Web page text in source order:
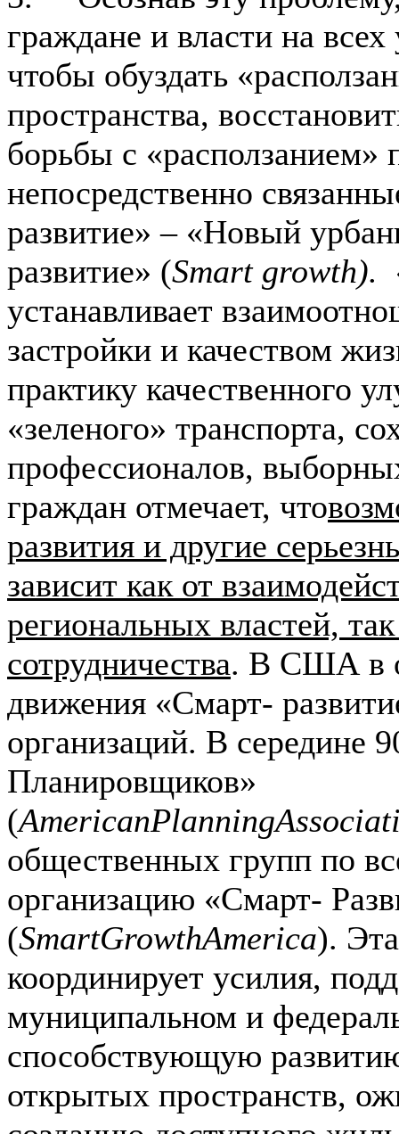
граждане и власти на
чтобы обуздать
пространства,
борьбы с «расползанием»
непосредственно
развитие» – «Новый
развитие» (Smart growth).
устанавливает
застройки и качеством
практику качественного
«зеленого» транспорта,
профессионалов,
граждан отмечает, что
развития и другие
зависит как от
региональных властей,
сотрудничества. В США в
движения «Смарт-
организаций. В середине
Планировщиков»
(AmericanPlanning
общественных групп по
организацию «Смарт-
(SmartGrowthAmerica).
координирует усилия,
муниципальном и
способствующую
открытых пространств,